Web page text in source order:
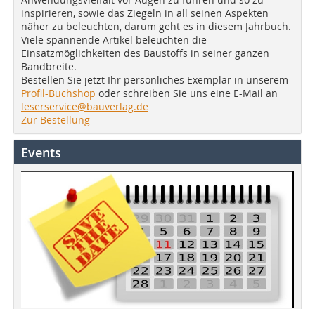
inspirieren, sowie das Ziegeln in all seinen Aspekten
näher zu beleuchten, darum geht es in diesem Jahrbuch.
Viele spannende Artikel beleuchten die
Einsatzmöglichkeiten des Baustoffs in seiner ganzen
Bandbreite.
Bestellen Sie jetzt Ihr persönliches Exemplar in unserem
Profil-Buchshop oder schreiben Sie uns eine E-Mail an
leserservice@bauverlag.de
Zur Bestellung
Events